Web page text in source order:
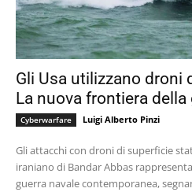
Gli Usa utilizzano droni
La nuova frontiera della
Cyberwarfare Luigi Alberto Pinzi
Gli attacchi con droni di superficie
iraniano di Bandar Abbas
guerra navale contemporanea,